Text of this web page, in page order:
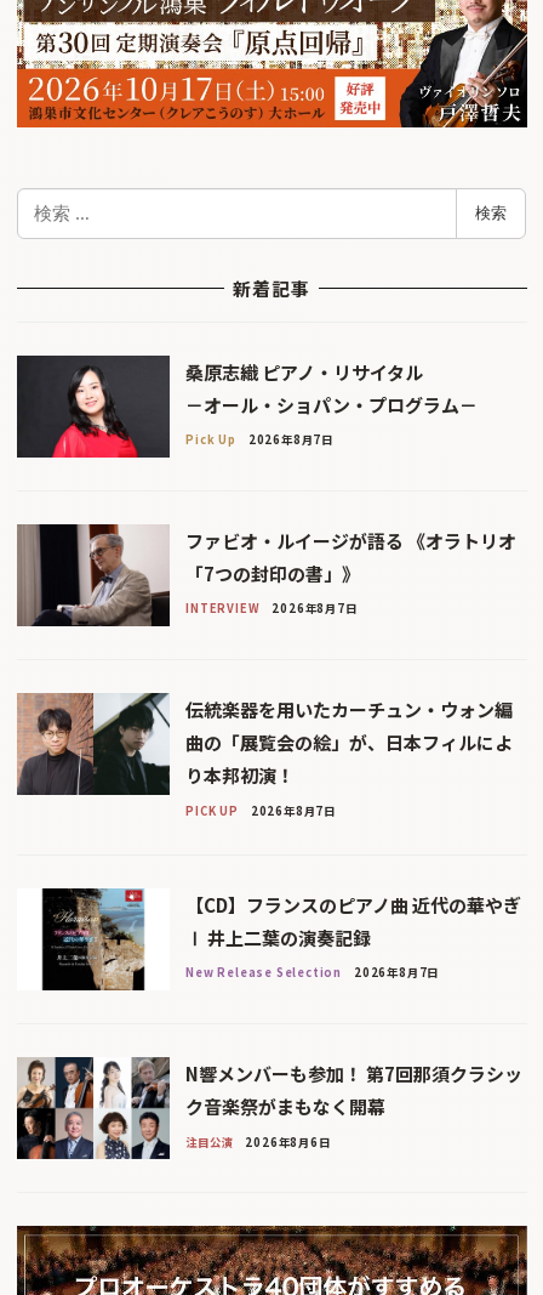
検
検索
新着記事
桑原志織 ピアノ・リサイタル
－オール・ショパン・プログラム－
Pick Up 2026年8月7日
ファビオ・ルイージが語る 《オラトリオ
「7つの封印の書」》
INTERVIEW 2026年8月7日
伝統楽器を用いたカーチュン・ウォン編
曲の「展覧会の絵」が、日本フィルによ
り本邦初演！
PICK UP 2026年8月7日
【CD】フランスのピアノ曲 近代の華やぎ
Ⅰ 井上二葉の演奏記録
New Release Selection 2026年8月7日
N響メンバーも参加！ 第7回那須クラシッ
ク音楽祭がまもなく開幕
注目公演 2026年8月6日